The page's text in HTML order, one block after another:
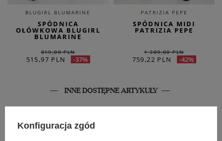
BLUGIRL BLUMARINE
SPÓDNICA
OŁÓWKOWA BLUGIRL
BLUMARINE
819,00 PLN
515,97 PLN -37%
PATRIZIA PEPE
SPÓDNICA MIDI
PATRIZIA PEPE
1 309,00 PLN
759,22 PLN -42%
INNE DOSTĘPNE ARTYKUŁY
Konfiguracja zgód